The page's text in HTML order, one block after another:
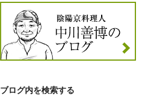
ブログ内を検索する